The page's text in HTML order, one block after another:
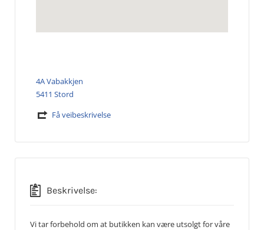
4A Vabakkjen
5411 Stord
Få veibeskrivelse
Beskrivelse:
Vi tar forbehold om at butikken kan være utsolgt for våre